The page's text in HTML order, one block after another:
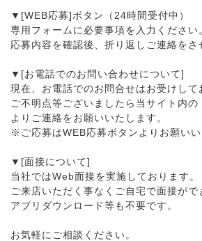
▼[WEB応募]ボタン（24時間受付中）
専用フォームに必要事項を入力ください
応募内容を確認後、折り返しご連絡をさ
▼[お電話でのお問い合わせについて]
現在、お電話でのお問合せはお受けして
ご不明点等ございましたら当サイト内の
よりご連絡をお願いいたします。
※ご応募はWEB応募ボタンよりお願い
▼[面接について]
当社ではWeb面接を実施しております。
ご来店いただく事なくご自宅で面接がで
アプリダウンロード等も不要です。
お気軽にご相談ください。